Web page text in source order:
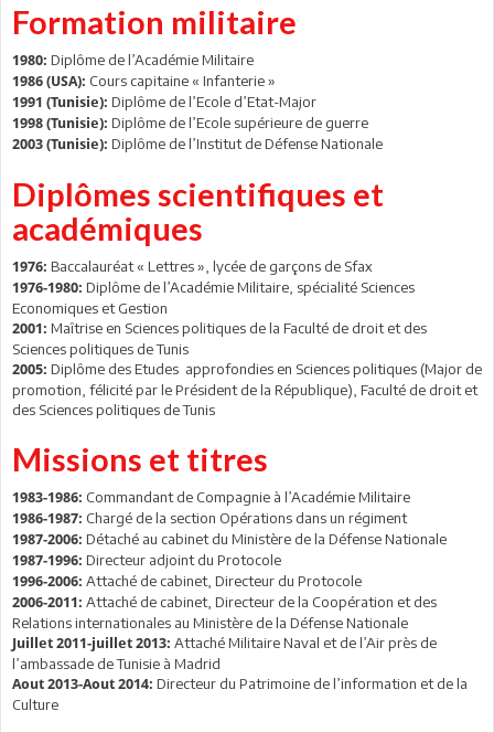
Formation militaire
1980: Diplôme de l’Académie Militaire
1986 (USA): Cours capitaine « Infanterie »
1991 (Tunisie): Diplôme de l’Ecole d’Etat-Major
1998 (Tunisie): Diplôme de l’Ecole supérieure de guerre
2003 (Tunisie): Diplôme de l’Institut de Défense Nationale
Diplômes scientifiques et
académiques
1976: Baccalauréat « Lettres », lycée de garçons de Sfax
1976-1980: Diplôme de l’Académie Militaire, spécialité Sciences
Economiques et Gestion
2001: Maîtrise en Sciences politiques de la Faculté de droit et des
Sciences politiques de Tunis
2005: Diplôme des Etudes approfondies en Sciences politiques (Major de
promotion, félicité par le Président de la République), Faculté de droit et
des Sciences politiques de Tunis
Missions et titres
1983-1986: Commandant de Compagnie à l’Académie Militaire
1986-1987: Chargé de la section Opérations dans un régiment
1987-2006: Détaché au cabinet du Ministère de la Défense Nationale
1987-1996: Directeur adjoint du Protocole
1996-2006: Attaché de cabinet, Directeur du Protocole
2006-2011: Attaché de cabinet, Directeur de la Coopération et des
Relations internationales au Ministère de la Défense Nationale
Juillet 2011-juillet 2013: Attaché Militaire Naval et de l’Air près de
l’ambassade de Tunisie à Madrid
Aout 2013-Aout 2014: Directeur du Patrimoine de l’information et de la
Culture